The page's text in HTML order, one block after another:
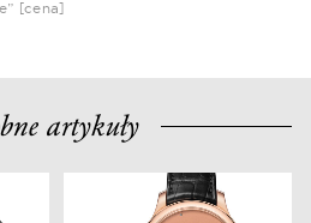
[cena]
artykuły